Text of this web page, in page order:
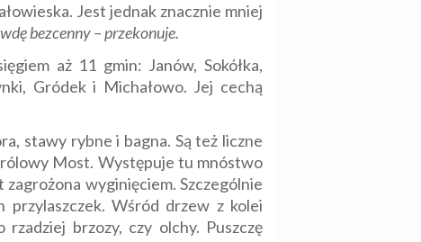
Jest jednak znacznie mniej
bezcenny – przekonuje.
aż 11 gmin: Janów, Sokółka,
Gródek i Michałowo. Jej cechą
stawy rybne i bagna. Są też liczne
Most. Występuje tu mnóstwo
wyginięciem. Szczególnie
przylaszczek. Wśród drzew z kolei
brzozy, czy olchy. Puszczę